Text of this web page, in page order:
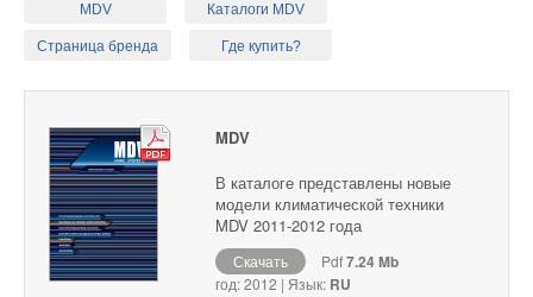
MDV Каталоги MDV
Страница бренда Где купить?
MDV
В каталоге представлены новые
модели климатической техники
MDV 2011-2012 года
Скачать Pdf7.24 Mb
год: 2012 | Язык: RU